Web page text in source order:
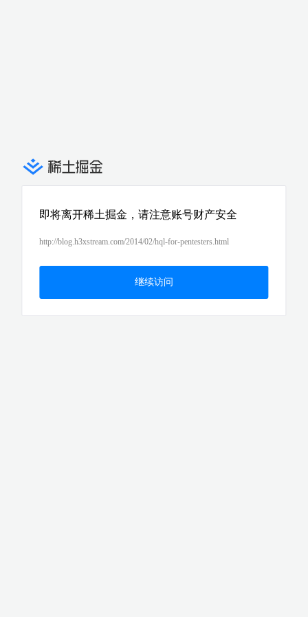
即将离开稀土掘金，请注意账号财产安全
http://blog.h3xstream.com/2014/02/hql-for-pentesters.html
继续访问